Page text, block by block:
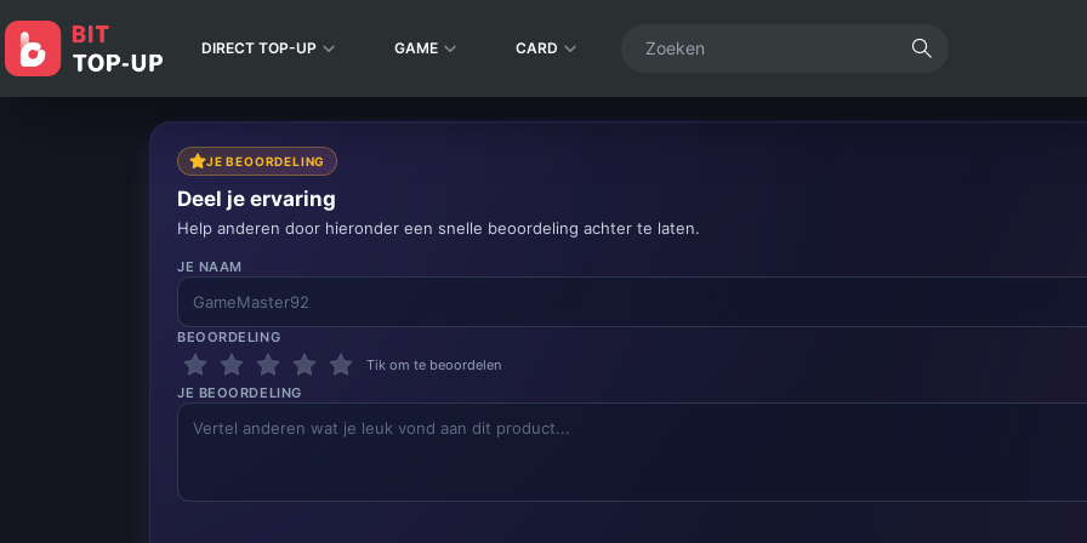
DIRECT TOP-UP GAME CARD
JE BEOORDELING
Deel je ervaring
Help anderen door hieronder een snelle beoordeling achter te laten.
JE NAAM
BEOORDELING
Tik om te beoordelen
JE BEOORDELING